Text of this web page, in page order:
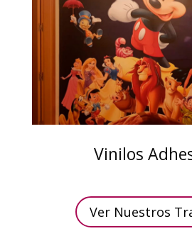
Vinilos
Ver Nuestros